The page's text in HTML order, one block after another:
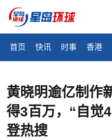
首页 快讯 时事 香港
黄晓明逾亿制作
得3百万，“自觉
登热搜